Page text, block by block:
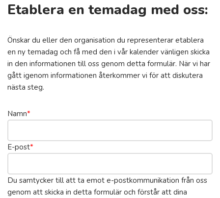
Etablera en temadag med oss:
Önskar du eller den organisation du representerar etablera
en ny temadag och få med den i vår kalender vänligen skicka
in den informationen till oss genom detta formulär. När vi har
gått igenom informationen återkommer vi för att diskutera
nästa steg.
Namn*
E-post*
Du samtycker till att ta emot e-postkommunikation från oss
genom att skicka in detta formulär och förstår att dina